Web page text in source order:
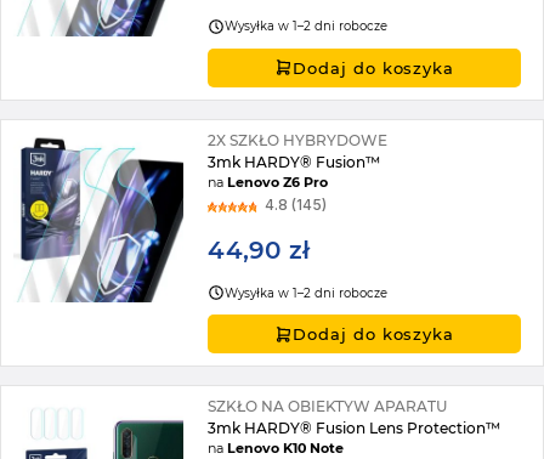
Wysyłka w 1–2 dni robocze
Dodaj do koszyka
2X SZKŁO HYBRYDOWE
3mk HARDY® Fusion™
naLenovo Z6 Pro
4.8 (145)
44,90 zł
Wysyłka w 1–2 dni robocze
Dodaj do koszyka
SZKŁO NA OBIEKTYW APARATU
3mk HARDY® Fusion Lens Protection™
naLenovo K10 Note